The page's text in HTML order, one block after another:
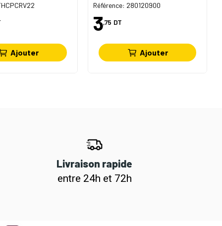
Ajouter
Référence: 280120900
3,75 DT
Ajouter
Livraison rapide
entre 24h et 72h